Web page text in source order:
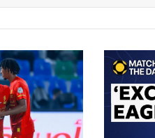
القادسية
يُفسد
احتفالات
الفتح
وينتزع
وصافة